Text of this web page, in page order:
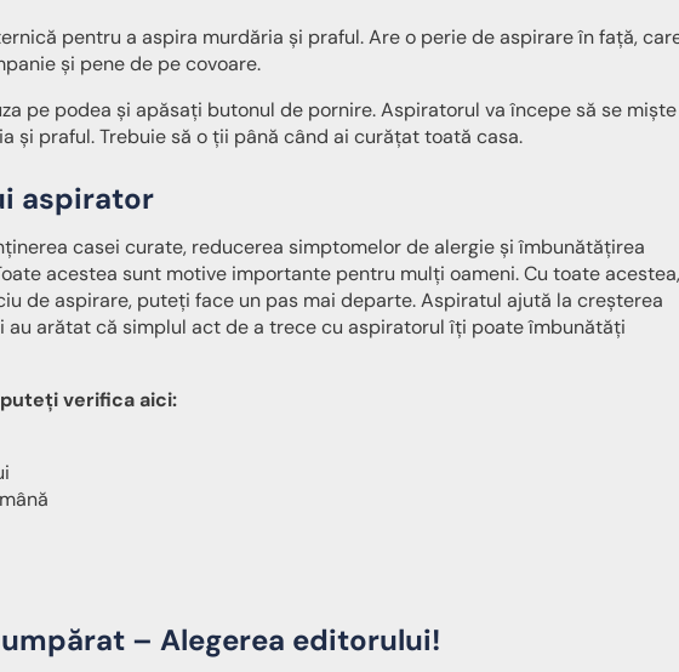
pentru a aspira murdăria și praful. Are o perie de aspirare în față,
și pene de pe covoare.
pe podea și apăsați butonul de pornire. Aspiratorul va începe să se miște
și praful. Trebuie să o ții până când ai curățat toată casa.
aspirator
casei curate, reducerea simptomelor de alergie și îmbunătățirea
acestea sunt motive importante pentru mulți oameni. Cu toate acestea,
de aspirare, puteți face un pas mai departe. Aspiratul ajută la creșterea
au arătat că simplul act de a trece cu aspiratorul îți poate îmbunătăți
verifica aici:
– Alegerea editorului!